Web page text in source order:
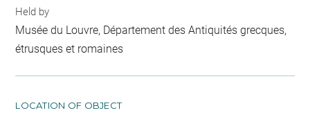
Held by
Musée du Louvre, Département des Antiquités grecques,
étrusques et romaines
LOCATION OF OBJECT